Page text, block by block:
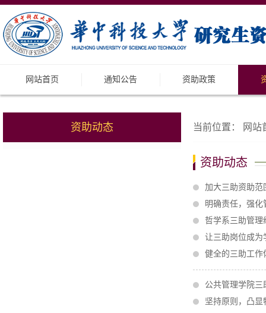
网站首页 通知公告 资助政策
资助动态 当前位置： 网站
资助动态
加大三助资助
明确责任，强
哲学系三助管理
让三助岗位成
健全的三助工
公共管理学院
坚持原则，凸